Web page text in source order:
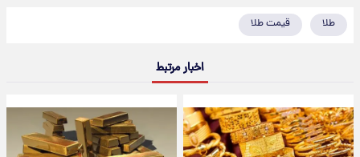
طلا قیمت طلا
اخبار مرتبط